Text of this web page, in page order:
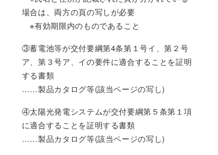
場合は、両方の頁の写しが必要
※有効期限内のものであること
③蓄電池等が交付要綱第4条第１号イ、第２号
ア、第３号ア、イの要件に適合することを証明
する書類
……製品カタログ等(該当ページの写し)
④太陽光発電システムが交付要綱第５条第１項
に適合することを証明する書類
……製品カタログ等(該当ページの写し)